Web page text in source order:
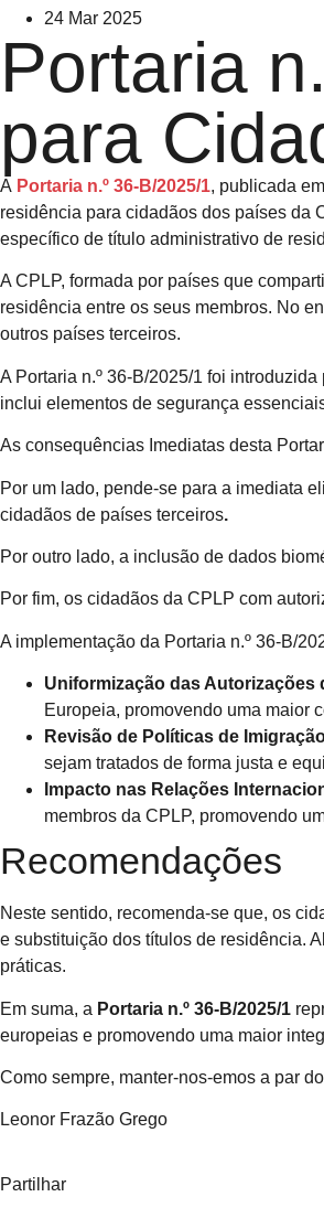
24 Mar 2025
Portaria
para
A Portaria n.º 36-B/2025/1, publicada
residência para cidadãos dos países da
específico de título administrativo de
A CPLP, formada por países que
residência entre os seus membros. No
outros países terceiros.
A Portaria n.º 36-B/2025/1 foi
inclui elementos de segurança
As consequências Imediatas desta
Por um lado, pende-se para a imediata
cidadãos de países terceiros.
Por outro lado, a inclusão de dados
Por fim, os cidadãos da CPLP com
A implementação da Portaria n.º 36-B/
Uniformização das Autorizações
Europeia, promovendo uma maior
Revisão de Políticas de
sejam tratados de forma justa e
Impacto nas Relações
membros da CPLP, promovendo
Recomendações
Neste sentido, recomenda-se que, os
e substituição dos títulos de residência.
práticas.
Em suma, a Portaria n.º 36-B/2025/1
europeias e promovendo uma maior
Como sempre, manter-nos-emos a par
Leonor Frazão Grego
Partilhar